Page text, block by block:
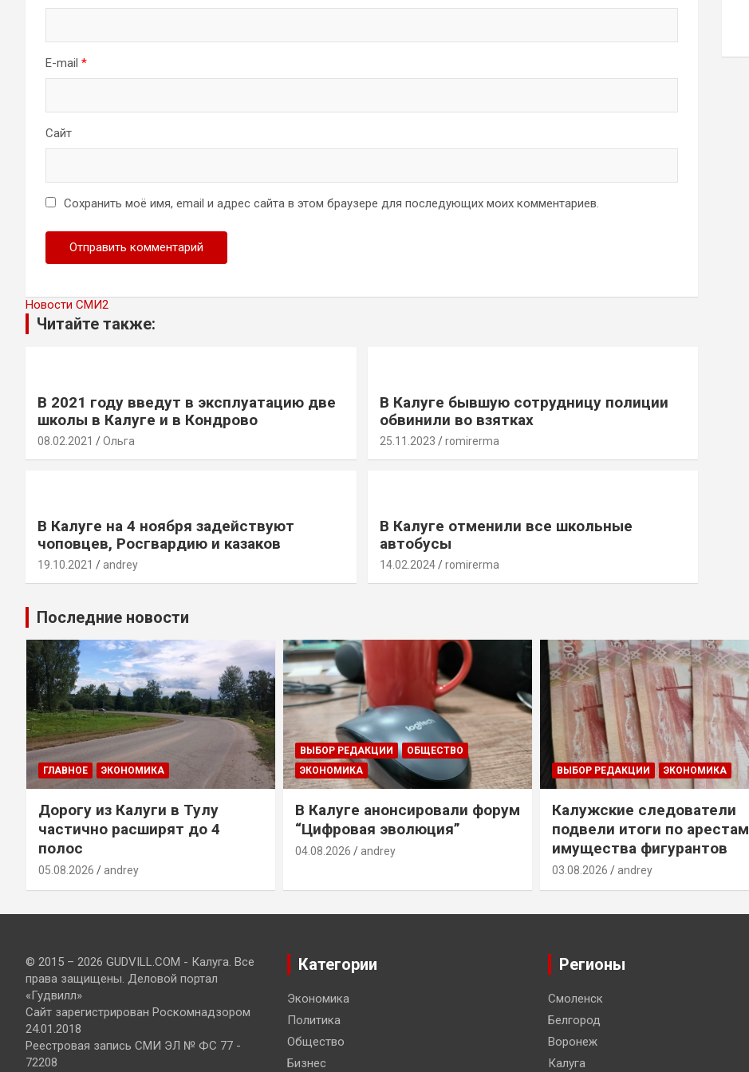
E-mail *
Сайт
Сохранить моё имя, email и адрес сайта в этом браузере для последующих моих комментариев.
Новости СМИ2
Читайте также:
В 2021 году введут в эксплуатацию две
школы в Калуге и в Кондрово
08.02.2021 Ольга
В Калуге бывшую сотрудницу полиции
обвинили во взятках
25.11.2023 romirerma
В Калуге на 4 ноября задействуют
чоповцев, Росгвардию и казаков
19.10.2021 andrey
В Калуге отменили все школьные
автобусы
14.02.2024 romirerma
Последние новости
ГЛАВНОЕ ЭКОНОМИКА
Дорогу из Калуги в Тулу
частично расширят до 4
полос
05.08.2026 andrey
ВЫБОР РЕДАКЦИИ
ОБЩЕСТВО
ЭКОНОМИКА
В Калуге анонсировали форум
“Цифровая эволюция”
04.08.2026 andrey
ВЫБОР РЕДАКЦИИ ЭКОНОМИКА
Калужские следователи
подвели итоги по арестам
имущества фигурантов
03.08.2026 andrey
© 2015 – 2026 GUDVILL.COM - Калуга. Все
права защищены. Деловой портал
«Гудвилл»
Сайт зарегистрирован Роскомнадзором
24.01.2018
Реестровая запись СМИ ЭЛ № ФС 77 -
72208
Категории
Экономика
Политика
Общество
Бизнес
Регионы
Смоленск
Белгород
Воронеж
Калуга